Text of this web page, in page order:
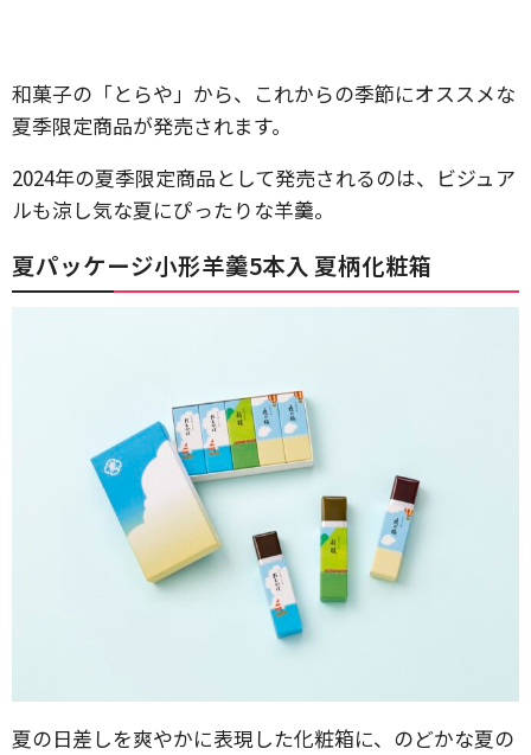
和菓子の「とらや」から、これからの季節にオススメな
夏季限定商品が発売されます。
2024年の夏季限定商品として発売されるのは、ビジュア
ルも涼し気な夏にぴったりな羊羹。
夏パッケージ小形羊羹5本入 夏柄化粧箱
夏の日差しを爽やかに表現した化粧箱に、のどかな夏の